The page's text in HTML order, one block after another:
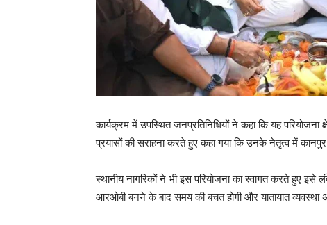
कार्यक्रम में उपस्थित जनप्रतिनिधियों ने कहा कि यह
प्रयासों की सराहना करते हुए कहा गया कि उनके नेतृत्व में कानपुर
स्थानीय नागरिकों ने भी इस परियोजना का स्वागत करते हुए
आरओबी बनने के बाद समय की बचत होगी और यातायात व्यवस्था